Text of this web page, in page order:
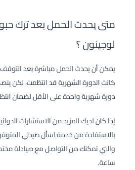
متى يحدث الحمل بعد ترك
لوجينون ؟
يمكن أن يحدث الحمل مباشرة بعد التوقف
كانت الدورة الشهرية قد انتظمت، لكن
دورة شهرية واحدة على الأقل لضمان
إذا كان لديك المزيد من الاستشارات
بالاستفادة من خدمة اسأل صيدلي
ساعة.